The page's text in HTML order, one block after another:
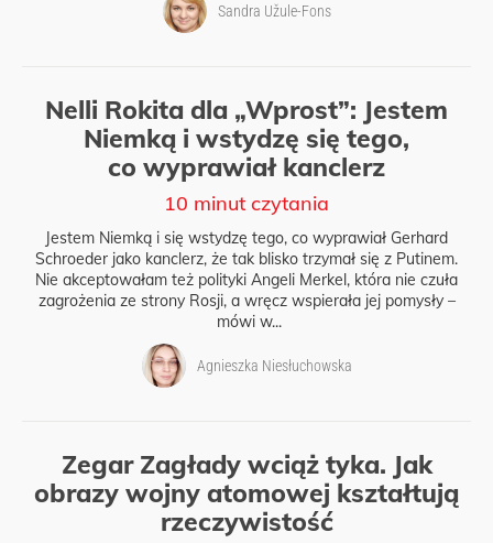
Sandra Užule-Fons
Nelli Rokita dla „Wprost”: Jestem
Niemką i wstydzę się tego,
co wyprawiał kanclerz
10 minut czytania
Jestem Niemką i się wstydzę tego, co wyprawiał Gerhard
Schroeder jako kanclerz, że tak blisko trzymał się z Putinem.
Nie akceptowałam też polityki Angeli Merkel, która nie czuła
zagrożenia ze strony Rosji, a wręcz wspierała jej pomysły –
mówi w...
Agnieszka Niesłuchowska
Zegar Zagłady wciąż tyka. Jak
obrazy wojny atomowej kształtują
rzeczywistość